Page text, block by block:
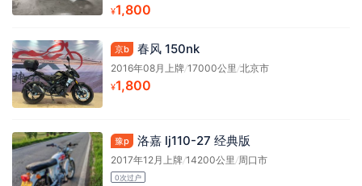
¥1,800
京b 春风 150nk
2016年08月上牌/17000公里/北京市
¥1,800
豫p 洛嘉 lj110-27 经典版
2017年12月上牌/14200公里/周口市
0次过户